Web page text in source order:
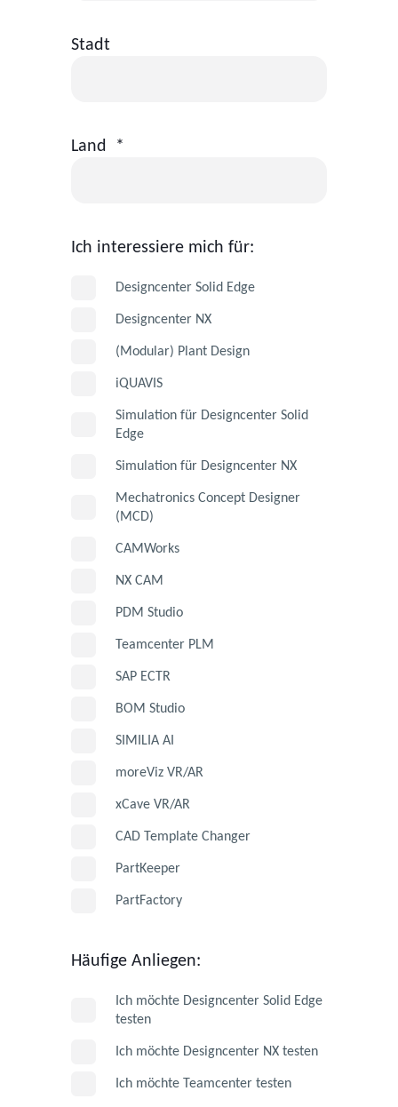
Stadt
Land *
Ich interessiere mich für:
Designcenter Solid Edge
Designcenter NX
(Modular) Plant Design
iQUAVIS
Simulation für Designcenter Solid
Edge
Simulation für Designcenter NX
Mechatronics Concept Designer
(MCD)
CAMWorks
NX CAM
PDM Studio
Teamcenter PLM
SAP ECTR
BOM Studio
SIMILIA AI
moreViz VR/AR
xCave VR/AR
CAD Template Changer
PartKeeper
PartFactory
Häufige Anliegen:
Ich möchte Designcenter Solid Edge
testen
Ich möchte Designcenter NX testen
Ich möchte Teamcenter testen